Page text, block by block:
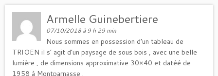
Armelle Guinebertiere
07/10/2018 à 9 h 29 min
Nous sommes en possession d’un tableau de
TRIOEN il s’ agit d’un paysage de sous bois , avec une belle
lumière , de dimensions approximative 30×40 et datéé de
1958 à Montparnasse .